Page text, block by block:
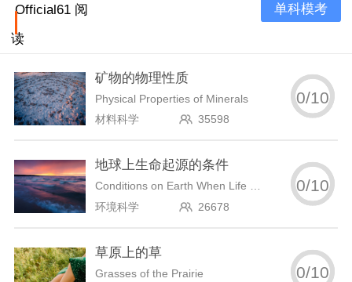
Official61 阅
读
单科模考
矿物的物理性质
Physical Properties of Minerals
材料科学
35598
0/10
地球上生命起源的条件
Conditions on Earth When Life Began
环境科学
26678
0/10
草原上的草
Grasses of the Prairie
0/10